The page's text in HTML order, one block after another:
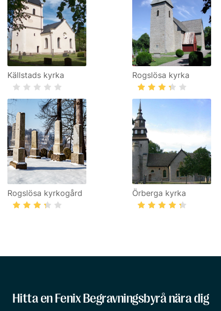
Källstads kyrka Rogslösa kyrka
Rogslösa kyrkogård Örberga kyrka
Hitta en Fenix Begravningsbyrå nära dig